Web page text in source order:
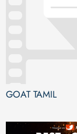
GOAT TAMIL